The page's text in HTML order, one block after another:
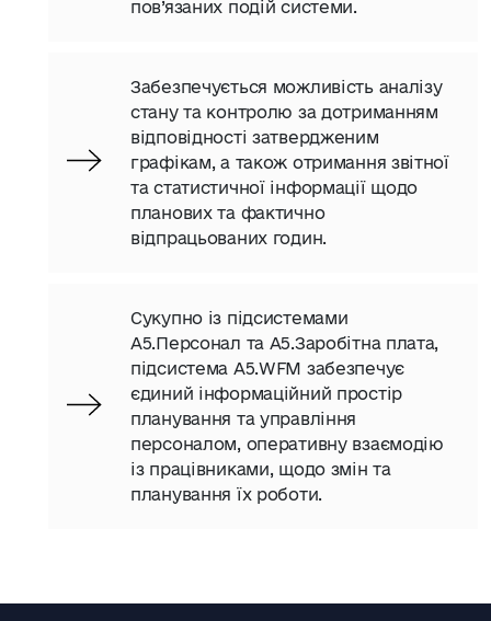
пов’язаних подій системи.
Забезпечується можливість аналізу
стану та контролю за дотриманням
відповідності затвердженим
графікам, а також отримання звітної
та статистичної інформації щодо
планових та фактично
відпрацьованих годин.
Сукупно із підсистемами
А5.Персонал та А5.Заробітна плата,
підсистема А5.WFM забезпечує
єдиний інформаційний простір
планування та управління
персоналом, оперативну взаємодію
із працівниками, щодо змін та
планування їх роботи.